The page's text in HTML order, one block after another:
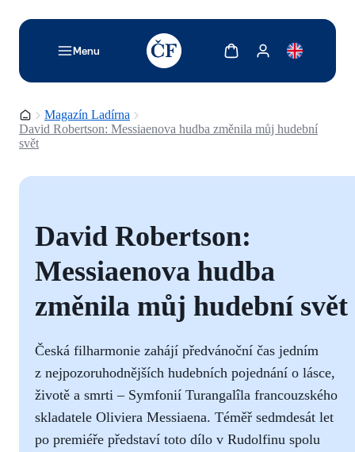
Menu
TODO: Add description for reader
Zobrazit košíkZobrazit můj účet
Domovská stránka
Magazín Ladírna
David Robertson: Messiaenova hudba změnila můj hudební
svět
David Robertson:
Messiaenova hudba
změnila můj hudební svět
Česká filharmonie zahájí předvánoční čas jedním
z nejpozoruhodnějších hudebních pojednání o lásce,
životě a smrti – Symfonií Turangalîla francouzského
skladatele Oliviera Messiaena. Téměř sedmdesát let
po premiéře představí toto dílo v Rudolfinu spolu